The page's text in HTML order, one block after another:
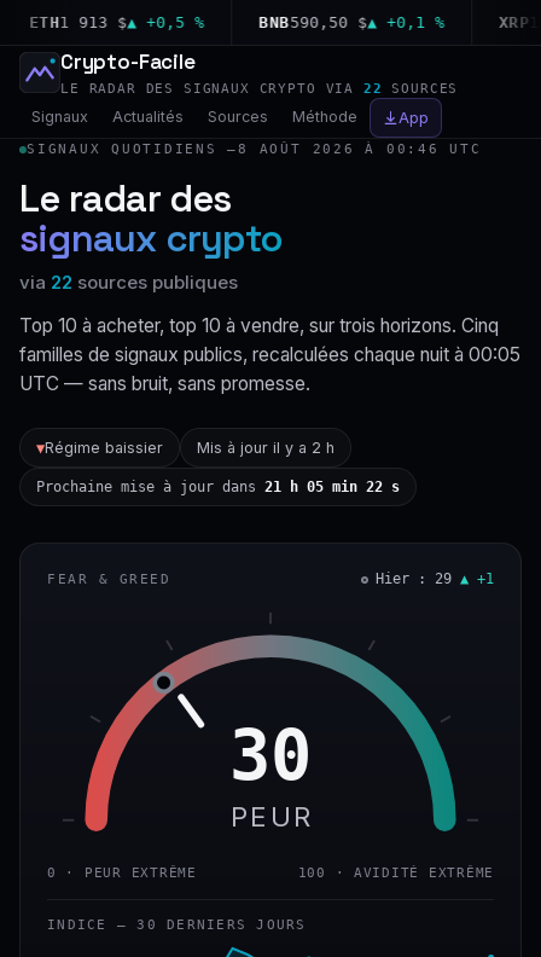
ETH1 913 $▲ +0,5 % BNB590,50 $▲ +0,1 % XRP
Crypto-Facile
LE RADAR DES SIGNAUX CRYPTO VIA 22 SOURCES
Signaux Actualités Sources Méthode App
SIGNAUX QUOTIDIENS —8 AOÛT 2026 À 00:46 UTC
Le radar des
signaux crypto
via 22 sources publiques
Top 10 à acheter, top 10 à vendre, sur trois horizons. Cinq
familles de signaux publics, recalculées chaque nuit à 00:05
UTC — sans bruit, sans promesse.
▼Régime baissier Mis à jour il y a 2 h
Prochaine mise à jour dans 21 h 05 min 21 s
FEAR & GREED Hier : 29 ▲ +1
30
PEUR
0 · PEUR EXTRÊME 100 · AVIDITÉ EXTRÊME
INDICE — 30 DERNIERS JOURS